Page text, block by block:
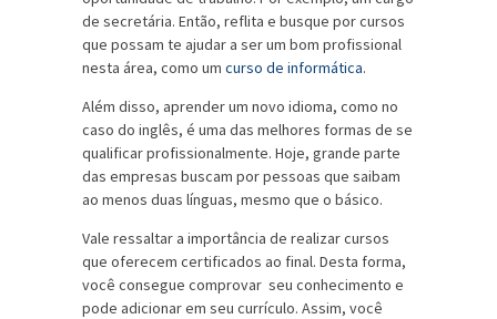
de secretária. Então, reflita e busque por cursos
que possam te ajudar a ser um bom profissional
nesta área, como um curso de informática.
Além disso, aprender um novo idioma, como no
caso do inglês, é uma das melhores formas de se
qualificar profissionalmente. Hoje, grande parte
das empresas buscam por pessoas que saibam
ao menos duas línguas, mesmo que o básico.
Vale ressaltar a importância de realizar cursos
que oferecem certificados ao final. Desta forma,
você consegue comprovar seu conhecimento e
pode adicionar em seu currículo. Assim, você